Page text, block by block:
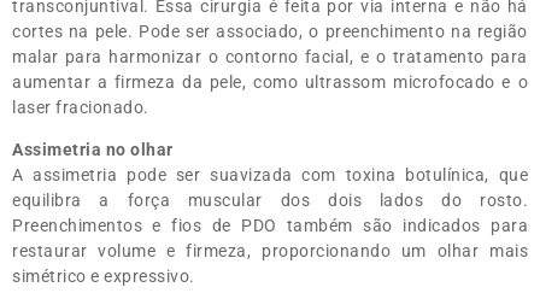
transconjuntival. Essa cirurgia é feita por via interna e não há
cortes na pele. Pode ser associado, o preenchimento na região
malar para harmonizar o contorno facial, e o tratamento para
aumentar a firmeza da pele, como ultrassom microfocado e o
laser fracionado.
Assimetria no olhar
A assimetria pode ser suavizada com toxina botulínica, que
equilibra a força muscular dos dois lados do rosto.
Preenchimentos e fios de PDO também são indicados para
restaurar volume e firmeza, proporcionando um olhar mais
simétrico e expressivo.